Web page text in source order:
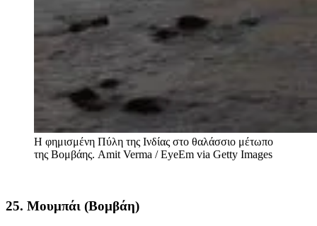
Η φημισμένη Πύλη της Ινδίας στο θαλάσσιο μέτωπο
της Βομβάης. Amit Verma / EyeEm via Getty Images
25. Μουμπάι (Βομβάη)